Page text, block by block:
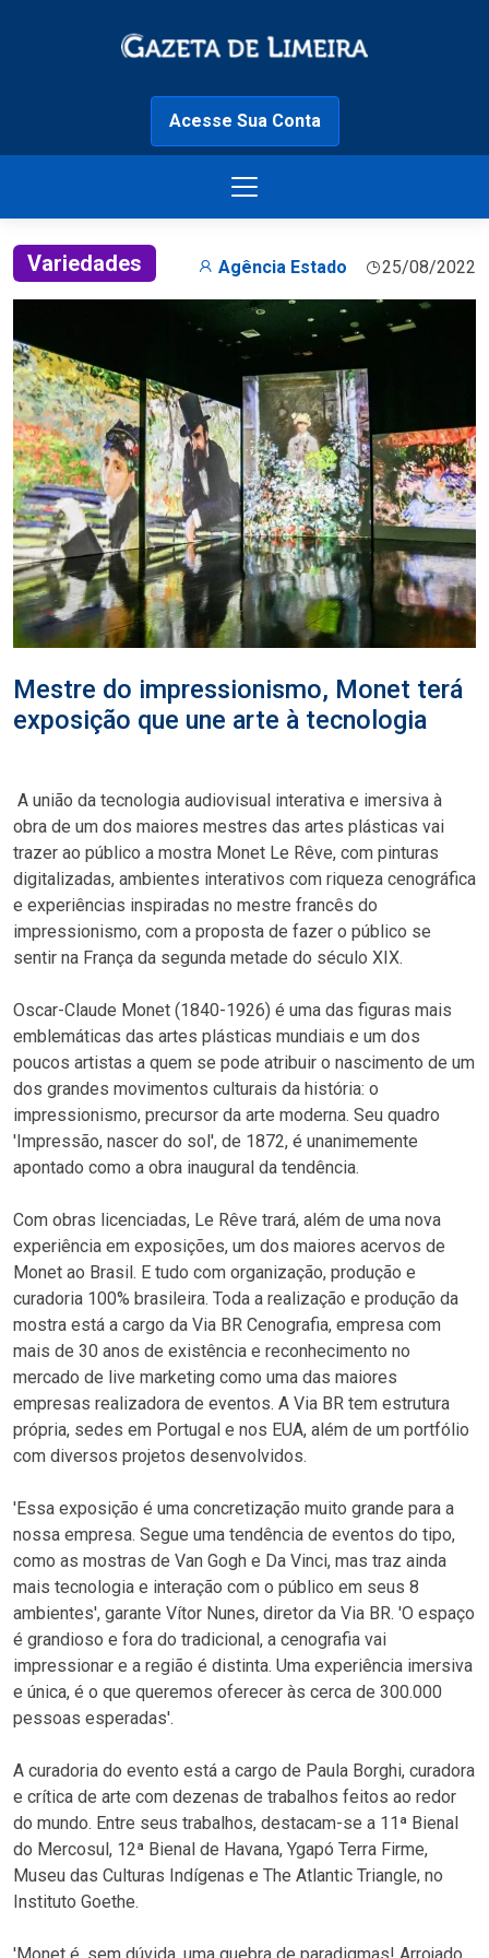
Acesse Sua Conta
Variedades Agência Estado 25/08/2022
Mestre do impressionismo, Monet terá
exposição que une arte à tecnologia
A união da tecnologia audiovisual interativa e imersiva à
obra de um dos maiores mestres das artes plásticas vai
trazer ao público a mostra Monet Le Rêve, com pinturas
digitalizadas, ambientes interativos com riqueza cenográfica
e experiências inspiradas no mestre francês do
impressionismo, com a proposta de fazer o público se
sentir na França da segunda metade do século XIX.
Oscar-Claude Monet (1840-1926) é uma das figuras mais
emblemáticas das artes plásticas mundiais e um dos
poucos artistas a quem se pode atribuir o nascimento de um
dos grandes movimentos culturais da história: o
impressionismo, precursor da arte moderna. Seu quadro
'Impressão, nascer do sol', de 1872, é unanimemente
apontado como a obra inaugural da tendência.
Com obras licenciadas, Le Rêve trará, além de uma nova
experiência em exposições, um dos maiores acervos de
Monet ao Brasil. E tudo com organização, produção e
curadoria 100% brasileira. Toda a realização e produção da
mostra está a cargo da Via BR Cenografia, empresa com
mais de 30 anos de existência e reconhecimento no
mercado de live marketing como uma das maiores
empresas realizadora de eventos. A Via BR tem estrutura
própria, sedes em Portugal e nos EUA, além de um portfólio
com diversos projetos desenvolvidos.
'Essa exposição é uma concretização muito grande para a
nossa empresa. Segue uma tendência de eventos do tipo,
como as mostras de Van Gogh e Da Vinci, mas traz ainda
mais tecnologia e interação com o público em seus 8
ambientes', garante Vítor Nunes, diretor da Via BR. 'O espaço
é grandioso e fora do tradicional, a cenografia vai
impressionar e a região é distinta. Uma experiência imersiva
e única, é o que queremos oferecer às cerca de 300.000
pessoas esperadas'.
A curadoria do evento está a cargo de Paula Borghi, curadora
e crítica de arte com dezenas de trabalhos feitos ao redor
do mundo. Entre seus trabalhos, destacam-se a 11ª Bienal
do Mercosul, 12ª Bienal de Havana, Ygapó Terra Firme,
Museu das Culturas Indígenas e The Atlantic Triangle, no
Instituto Goethe.
'Monet é, sem dúvida, uma quebra de paradigmas! Arrojado,